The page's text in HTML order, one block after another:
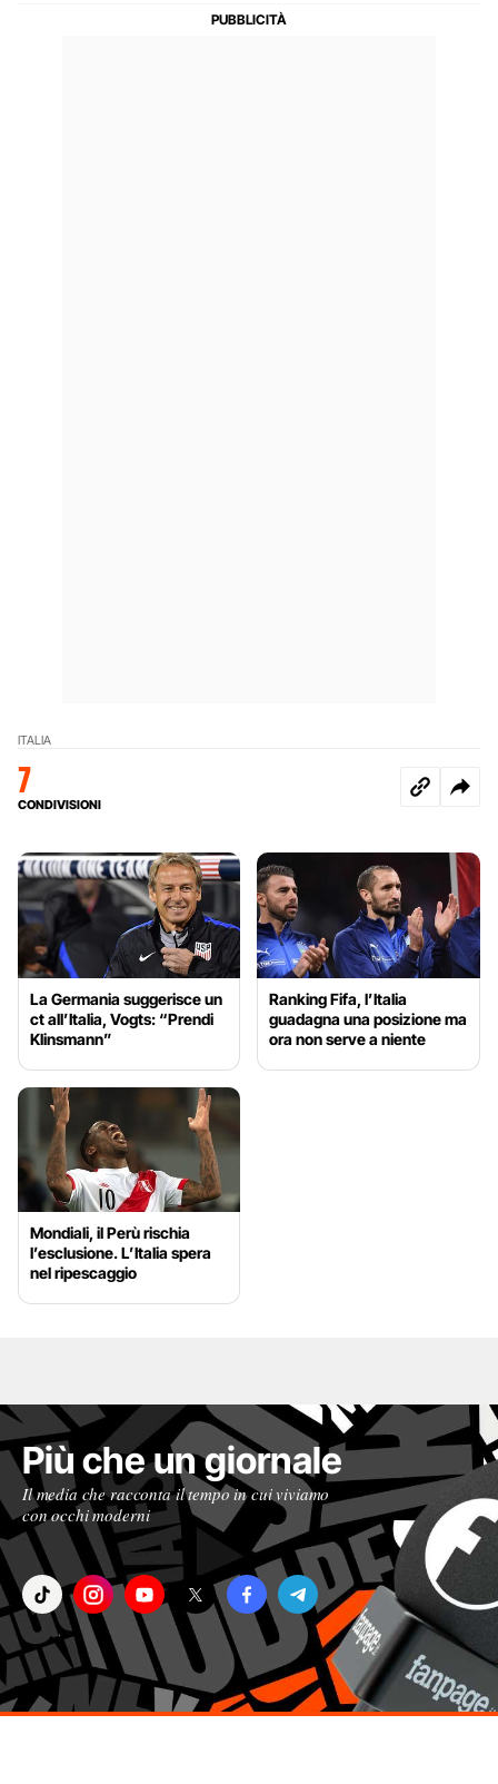
ITALIA
7
CONDIVISIONI
La Germania suggerisce un
ct all’Italia, Vogts: “Prendi
Klinsmann”
Ranking Fifa, l’Italia
guadagna una posizione ma
ora non serve a niente
Mondiali, il Perù rischia
l’esclusione. L’Italia spera
nel ripescaggio
Più che un giornale
Il media che racconta il tempo in cui viviamo
con occhi moderni